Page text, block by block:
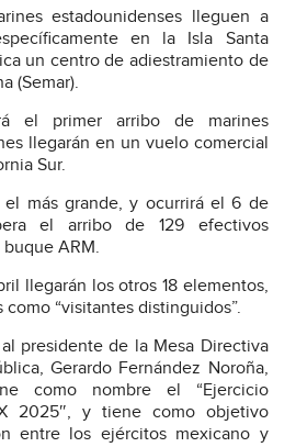
estadounidenses lleguen a
en la Isla Santa
un centro de adiestramiento de
(Semar).
el primer arribo de marines
llegarán en un vuelo comercial
Sur.
el más grande, y ocurrirá el 6 de
el arribo de 129 efectivos
ARM.
llegarán los otros 18 elementos,
“visitantes distinguidos”.
presidente de la Mesa Directiva
Gerardo Fernández Noroña,
como nombre el “Ejercicio
2025″, y tiene como objetivo
entre los ejércitos mexicano y